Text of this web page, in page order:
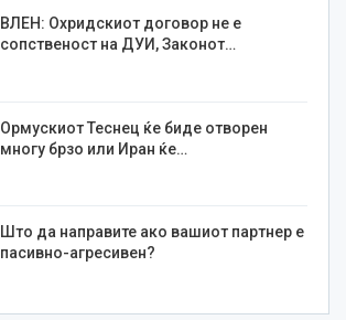
ВЛЕН: Охридскиот договор не е
сопственост на ДУИ, Законот…
Ормускиот Теснец ќе биде отворен
многу брзо или Иран ќе…
Што да направите ако вашиот партнер е
пасивно-агресивен?